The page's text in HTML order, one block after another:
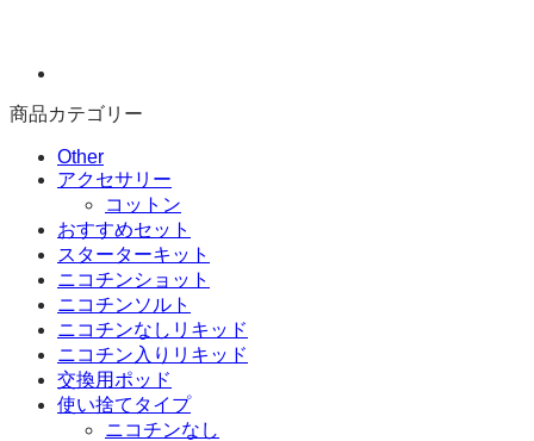
商品カテゴリー
Other
アクセサリー
コットン
おすすめセット
スターターキット
ニコチンショット
ニコチンソルト
ニコチンなしリキッド
ニコチン入りリキッド
交換用ポッド
使い捨てタイプ
ニコチンなし